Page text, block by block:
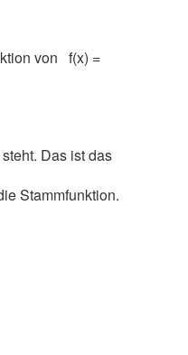
von f(x) =
Das ist das
Stammfunktion.